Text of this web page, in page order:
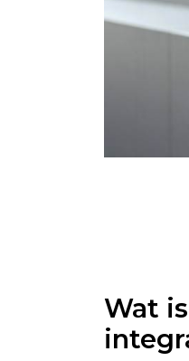
Wat